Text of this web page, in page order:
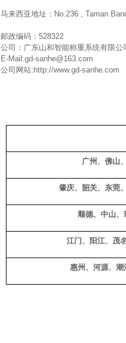
马来西亚地址：No.236 , Taman
邮政编码：528322
公司：广东山和智能称重系统有限公
E-Mail:gd-sanhe@163.com
公司网站: http://www.gd-sanhe.com
广州、佛山
肇庆、韶关、东莞
顺德、中山、
江门、阳江、茂
惠州、河源、潮